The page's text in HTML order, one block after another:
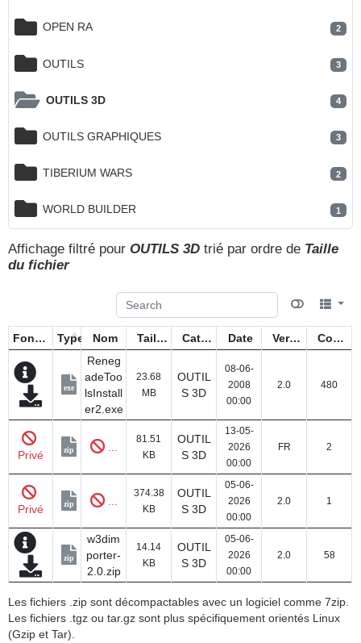
OPEN RA 2
OUTILS 3
OUTILS 3D 4
OUTILS GRAPHIQUES 3
TIBERIUM WARS 2
WORLD BUILDER 1
Affichage filtré pourOUTILS 3D trié par ordre de Taille
du fichier
Fonctions Type Nom Taille Catégorie Date Version Compteur
exe
Reneg
adeToo
lsInstall
er2.exe
23.68
MB
OUTIL
S 3D
08-06-
2008
00:00
2.0 480
Privé zip
81.51
KB
OUTIL
S 3D
13-05-
2026
00:00
FR 2
Privé zip
374.38
KB
OUTIL
S 3D
05-06-
2026
00:00
2.0 1
zip
w3dim
porter-
2.0.zip
14.14
KB
OUTIL
S 3D
05-06-
2026
00:00
2.0 58
Les fichiers .zip sont décompactables avec un logiciel comme 7zip.
Les fichiers .tgz ou tar.gz sont plus spécifiquement orientés Linux
(Gzip et Tar).